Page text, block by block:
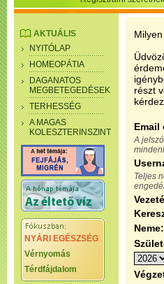
AKTUÁLIS
NYITÓLAP
HOMEOPÁTIA
DAGANATOS
MEGBETEGEDÉSEK
TERHESSÉG
A MAGAS
KOLESZTERINSZINT
NYÁRI EGÉSZSÉG
Vérnyomás
Térdfájdalom
részt
Email
A
Teljes
Neme: